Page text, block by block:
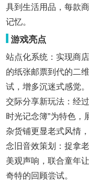
具到生活用品，每款
记忆。
游戏亮点
站点化系统：实现商
的纸张邮票到代的二
试，增多沉迷式感觉。
交际分享新玩法：经
时光记念簿”为特色，
杂货铺更显老式风情
念旧音效策划：捉拿
美观声响，联合童年
奇特的回顾尝试。